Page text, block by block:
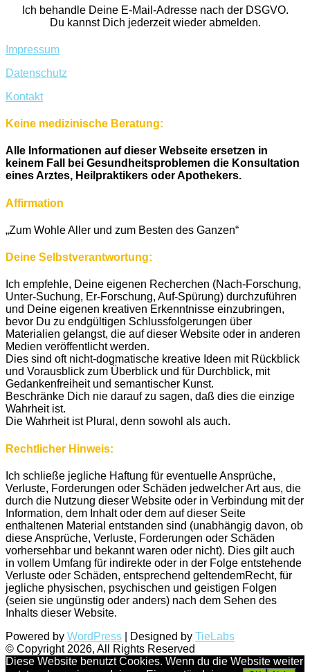
Ich behandle Deine E-Mail-Adresse nach der DSGVO.
Du kannst Dich jederzeit wieder abmelden.
Impressum
Datenschutz
Kontakt
Keine medizinische Beratung:
Alle Informationen auf dieser Webseite ersetzen in
keinem Fall bei Gesundheitsproblemen die Konsultation
eines Arztes, Heilpraktikers oder Apothekers.
Affirmation
„Zum Wohle Aller und zum Besten des Ganzen“
Deine Selbstverantwortung:
Ich empfehle, Deine eigenen Recherchen (Nach-Forschung,
Unter-Suchung, Er-Forschung, Auf-Spürung) durchzuführen
und Deine eigenen kreativen Erkenntnisse einzubringen,
bevor Du zu endgültigen Schlussfolgerungen über
Materialien gelangst, die auf dieser Website oder in anderen
Medien veröffentlicht werden.
Dies sind oft nicht-dogmatische kreative Ideen mit Rückblick
und Vorausblick zum Überblick und für Durchblick, mit
Gedankenfreiheit und semantischer Kunst.
Beschränke Dich nie darauf zu sagen, daß dies die einzige
Wahrheit ist.
Die Wahrheit ist Plural, denn sowohl als auch.
Rechtlicher Hinweis:
Ich schließe jegliche Haftung für eventuelle Ansprüche,
Verluste, Forderungen oder Schäden jedwelcher Art aus, die
durch die Nutzung dieser Website oder in Verbindung mit der
Information, dem Inhalt oder dem auf dieser Seite
enthaltenen Material entstanden sind (unabhängig davon, ob
diese Ansprüche, Verluste, Forderungen oder Schäden
vorhersehbar und bekannt waren oder nicht). Dies gilt auch
in vollem Umfang für indirekte oder in der Folge entstehende
Verluste oder Schäden, entsprechend geltendemRecht, für
jegliche physischen, psychischen und geistigen Folgen
(seien sie ungünstig oder anders) nach dem Sehen des
Inhalts dieser Website.
Powered by WordPress | Designed by TieLabs
© Copyright 2026, All Rights Reserved
Diese Website benutzt Cookies. Wenn du die Website weiter